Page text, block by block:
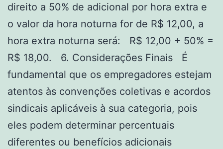
direito a 50% de adicional por hora extra e
o valor da hora noturna for de R$ 12,00, a
hora extra noturna será: R$ 12,00 + 50% =
R$ 18,00. 6. Considerações Finais É
fundamental que os empregadores estejam
atentos às convenções coletivas e acordos
sindicais aplicáveis à sua categoria, pois
eles podem determinar percentuais
diferentes ou benefícios adicionais